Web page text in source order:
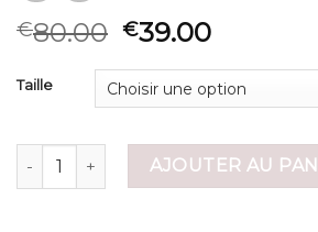
€80.00 €39.00
Taille
quantité de veste hiver homme
AJOUTER AU